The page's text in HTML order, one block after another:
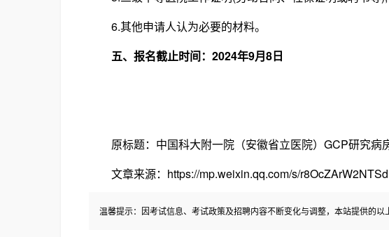
6.其他申请人认为必要的材料。
五、报名截止时间：2024年9月8日
原标题：中国科大附一院（安徽省立医院）GCP研究病
文章来源：https://mp.weixin.qq.com/s/
温馨提示：因考试信息、考试政策及招聘内容不断变化与调整，本站提供的以